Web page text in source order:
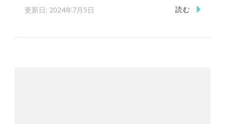
更新日: 2024年7月5日 読む